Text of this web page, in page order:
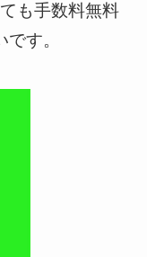
も手数料無料
す。